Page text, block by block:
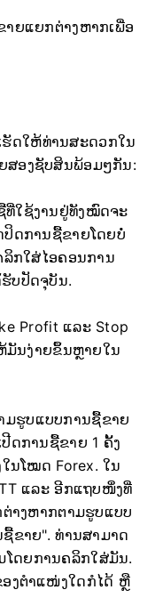
າຍແຍກຕ່າງຫາກເພື່ອ
ຮັດໃຫ້ທ່ານສະດວກໃນ
ສອງຊັບສິນພ້ອມໆກັນ:
ໃຊ້ງານຢູ່ທັງໝົດຈະ
ດການຊື້ຂາຍໂດຍບໍ່
ລິກໃສ່ໄອຄອນການ
ບປັດຈຸບັນ.
Profit ແລະ Stop
ມັນງ່າຍຂຶ້ນຫຼາຍໃນ
ຮູບແບບການຊື້ຂາຍ
ດການຊື້ຂາຍ 1 ຄັ້ງ
ນໂໝດ Forex. ໃນ
ແລະ ອີກແຖບໜຶ່ງທີ່
າງຫາກຕາມຮູບແບບ
ຂາຍ". ທ່ານສາມາດ
ດຍການຄລິກໃສ່ມັນ.
ອງຕຳແໜ່ງໃດກໍໄດ້ ຫຼື